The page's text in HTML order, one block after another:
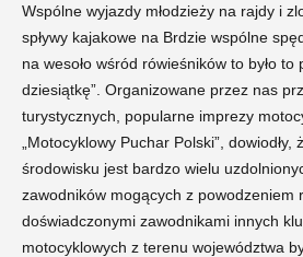
Wspólne wyjazdy młodzieży na rajdy i
spływy kajakowe na Brdzie wspólne
na wesoło wśród rówieśników to było to
dziesiątkę”. Organizowane przez nas
turystycznych, popularne imprezy
„Motocyklowy Puchar Polski”, dowiodły,
środowisku jest bardzo wielu
zawodników mogących z powodzeniem
doświadczonymi zawodnikami innych
motocyklowych z terenu województwa